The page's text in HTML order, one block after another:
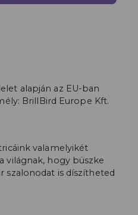
alapján az EU-ban
BrillBird Europe Kft.
valamelyikét
világnak, hogy büszke
szalonodat is díszítheted